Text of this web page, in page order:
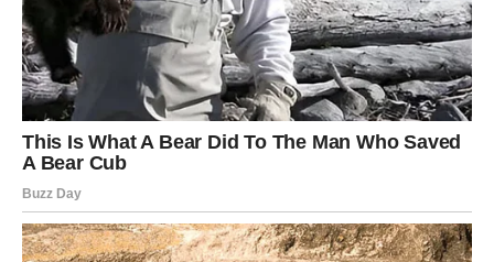
pokazuje emocije, Jarac je u prethodnom periodu
prolazio kroz ogroman unutrašnji haos.
Bilo je trenutaka kada je mislio da mu ništa ne ide od
ruke. Planovi su se rušili, ljubavne situacije komplikovale,
a finansijski problemi stvarali dodatni pritisak. Mnogi
Jarčevi su se osećali usamljeno čak i kada su bili
okruženi ljudima.